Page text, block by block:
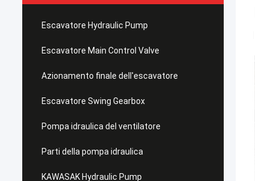
Escavatore Hydraulic Pump
Escavatore Main Control Valve
Azionamento finale dell'escavatore
Escavatore Swing Gearbox
Pompa idraulica del ventilatore
Parti della pompa idraulica
KAWASAK Hydraulic Pump